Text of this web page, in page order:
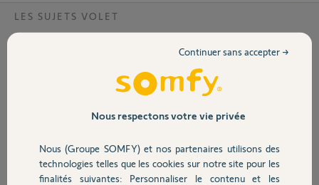
Volet
Sécurité
LES SUJETS VOLET
Comment réinitialiser un compte SOMFY
Nous venons d'emménager dans une maison où les volets roulants
sont connectés. L'ancien propriétaire nous a communiqué le code
notre téléphone. Cependant, nous sommes bloqués car cela nous
indique que le code PIN est déjà associé à une boxe.
Nous respectons votre vie privée
Nous (Groupe SOMFY) et nos partenaires utilisons des
technologies telles que les cookies sur notre site pour les
finalités suivantes: Personnaliser le contenu et les
Continuer sans accepter →